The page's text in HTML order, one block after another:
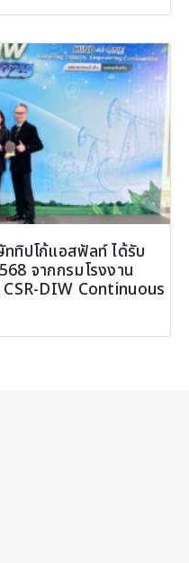
ทิปโก้แอสฟัลท์ ได้รับ
จากกรมโรงงาน
CSR-DIW Continuous